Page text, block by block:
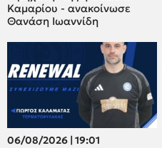
Καμαρίου - ανακοίνωσε
Θανάση Ιωαννίδη
06/08/2026 | 19:01